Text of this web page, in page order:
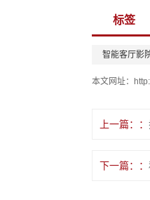
标签
智能客厅影
本文网址：
上一篇：
下一篇：